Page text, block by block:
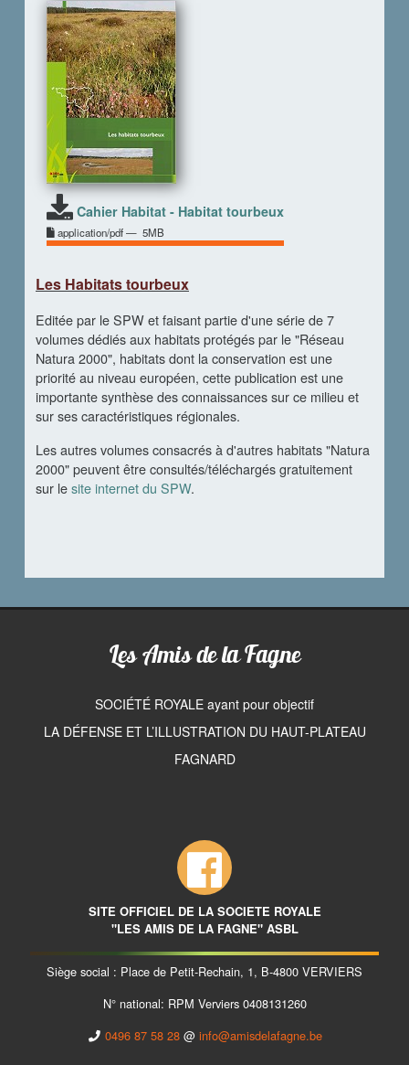
Cahier Habitat - Habitat tourbeux
application/pdf — 5MB
Les Habitats tourbeux
Editée par le SPW et faisant partie d'une série de 7
volumes dédiés aux habitats protégés par le "Réseau
Natura 2000", habitats dont la conservation est une
priorité au niveau européen, cette publication est une
importante synthèse des connaissances sur ce milieu et
sur ses caractéristiques régionales.
Les autres volumes consacrés à d'autres habitats "Natura
2000" peuvent être consultés/téléchargés gratuitement
sur lesite internet du SPW.
Les Amis de la Fagne
SOCIÉTÉ ROYALE ayant pour objectif
LA DÉFENSE ET L’ILLUSTRATION DU HAUT-PLATEAU
FAGNARD
SITE OFFICIEL DE LA SOCIETE ROYALE
"LES AMIS DE LA FAGNE" ASBL
Siège social : Place de Petit-Rechain, 1, B-4800 VERVIERS
N° national: RPM Verviers 0408131260
0496 87 58 28 @ info@amisdelafagne.be